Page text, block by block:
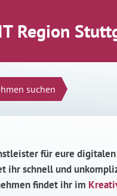
Region
suchen
für eure
ihr schnell und
findet ihr im